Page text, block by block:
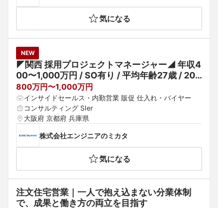
気になる
NEW
◤関西 採用プロジェクトマネージャー◢ 年収4
00〜1,000万円 / SO有り / 平均年齢27歳 / 20
－30代活躍中 / 積極採用中
800万円〜1,000万円
インサイドセールス・内勤営業 販促 仕入れ・バイヤー
コンサルティング SIer
大阪府 京都府 兵庫県
株式会社エンジニアのミカタ
気になる
注文住宅営業｜一人で抱え込まない分業体制
で、成果と働き方の両立を目指す